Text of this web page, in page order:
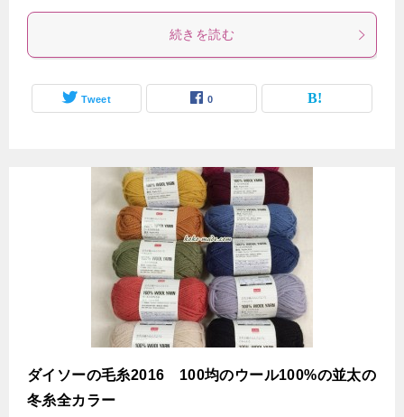
続きを読む
Tweet 0
ダイソーの毛糸2016 100均のウール100%の並太の
冬糸全カラー